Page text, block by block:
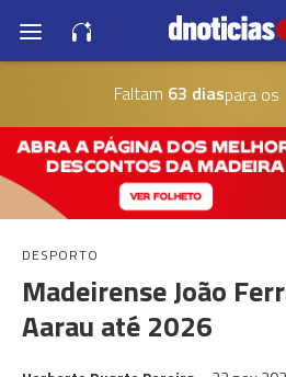
Faltam 63 diaspara os
DESPORTO
Madeirense João
Aarau até 2026